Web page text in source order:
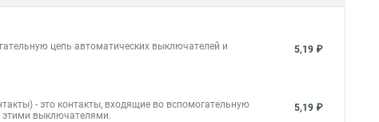
цепь автоматических выключателей и
5,19 ₽
- это контакты, входящие во вспомогательную
этими выключателями.
5,19 ₽